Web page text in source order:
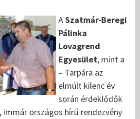
ASzatmár-Beregi
Pálinka
Lovagrend
Egyesület, mint a
– Tarpára az
elmúlt kilenc év
során érdeklődők
országos hírű rendezvény